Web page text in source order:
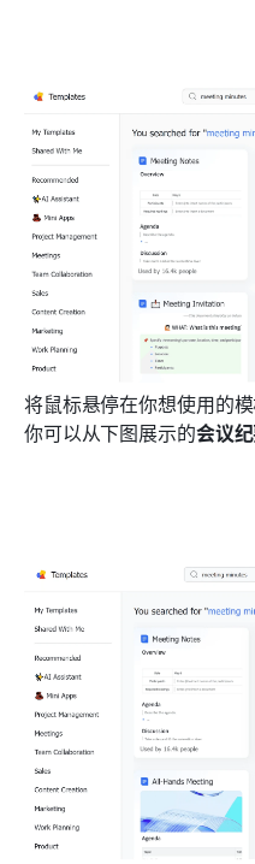
将鼠标悬停在你想使用的
你可以从下图展示的会议